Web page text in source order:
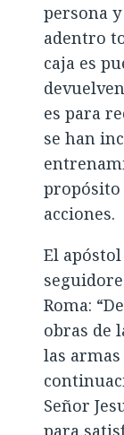
persona
adentro
caja es
es para
se han
propósito
acciones.
El
Roma:
obras de
las
Señor
para